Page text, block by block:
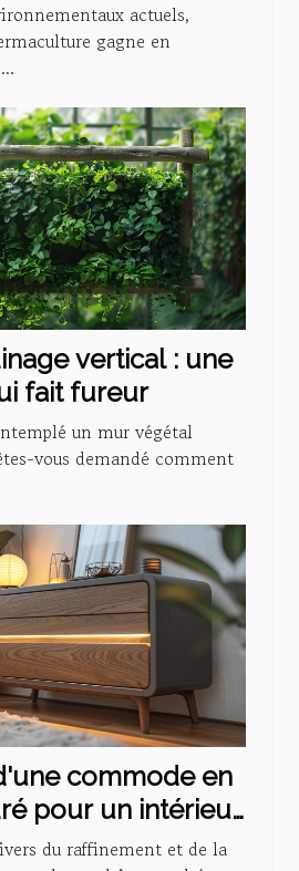
actuels,
gagne en
vertical : une
fait fureur
un mur végétal
vous demandé comment
commode en
pour un intérieur
du raffinement et de la